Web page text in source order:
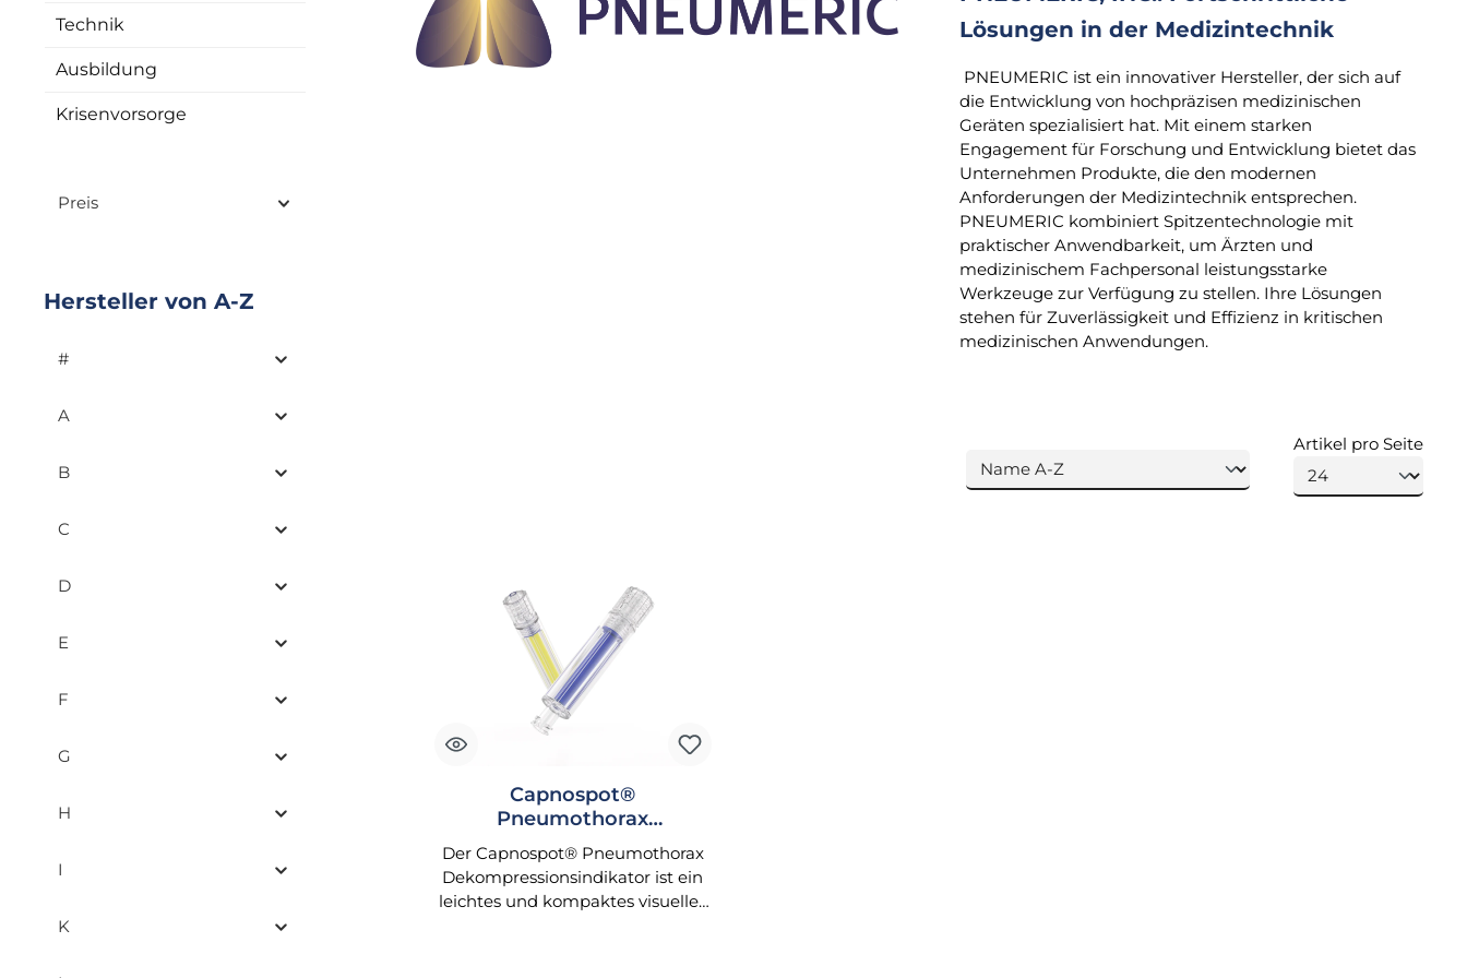
Technik
Ausbildung
Krisenvorsorge
Preis
Hersteller von A-Z
#
A
B
C
D
E
F
G
H
I
K
Lösungen in der Medizintechnik
PNEUMERIC ist ein innovativer Hersteller, der sich auf
die Entwicklung von hochpräzisen medizinischen
Geräten spezialisiert hat. Mit einem starken
Engagement für Forschung und Entwicklung bietet das
Unternehmen Produkte, die den modernen
Anforderungen der Medizintechnik entsprechen.
PNEUMERIC kombiniert Spitzentechnologie mit
praktischer Anwendbarkeit, um Ärzten und
medizinischem Fachpersonal leistungsstarke
Werkzeuge zur Verfügung zu stellen. Ihre Lösungen
stehen für Zuverlässigkeit und Effizienz in kritischen
medizinischen Anwendungen.
Artikel pro Seite
Capnospot®
Pneumothorax
Dekompressionsindikator
Der Capnospot® Pneumothorax
Dekompressionsindikator ist ein
leichtes und kompaktes visuelles